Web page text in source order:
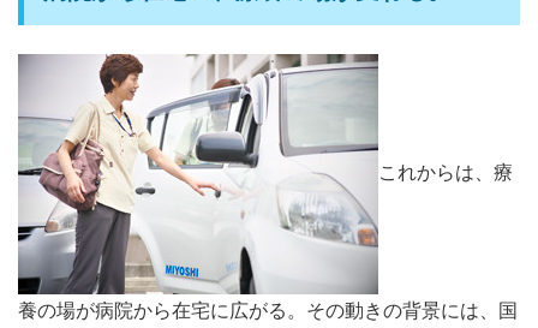
これからは、療
養の場が病院から在宅に広がる。その動きの背景には、国